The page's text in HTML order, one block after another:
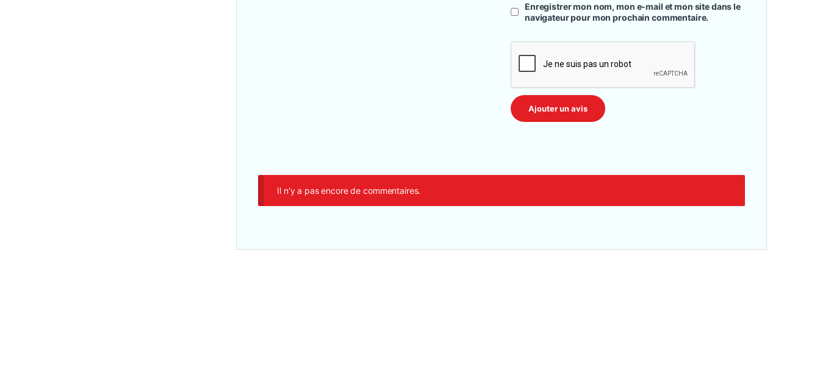
Enregistrer mon nom, mon e-mail et mon site dans le
navigateur pour mon prochain commentaire.
Il n'y a pas encore de commentaires.